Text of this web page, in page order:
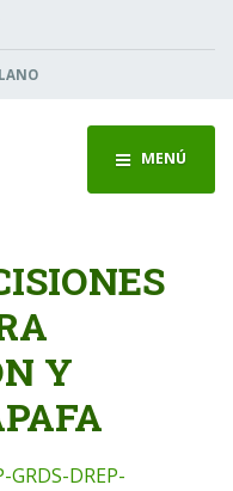
MENÚ
Y
DREP-